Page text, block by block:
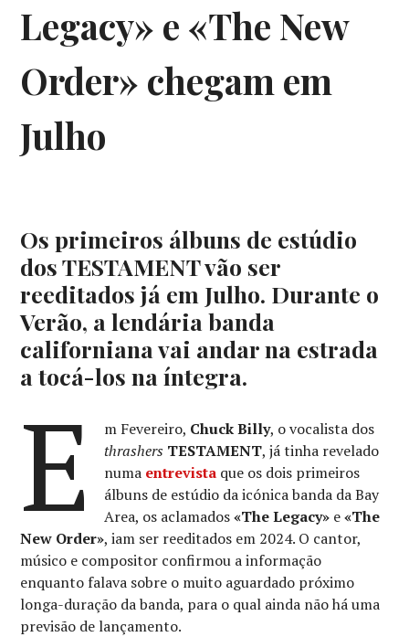
Legacy» e «The New
Order» chegam em
Julho
Os primeiros álbuns de estúdio
dos TESTAMENT vão ser
reeditados já em Julho. Durante o
Verão, a lendária banda
californiana vai andar na estrada
a tocá-los na íntegra.
E m Fevereiro, Chuck Billy, o vocalista dos
thrashers TESTAMENT, já tinha revelado
numa entrevistaque os dois primeiros
álbuns de estúdio da icónica banda da Bay
Area, os aclamados«The Legacy»e«The
New Order», iam ser reeditados em 2024. O cantor,
músico e compositor confirmou a informação
enquanto falava sobre o muito aguardado próximo
longa-duração da banda, para o qual ainda não há uma
previsão de lançamento.